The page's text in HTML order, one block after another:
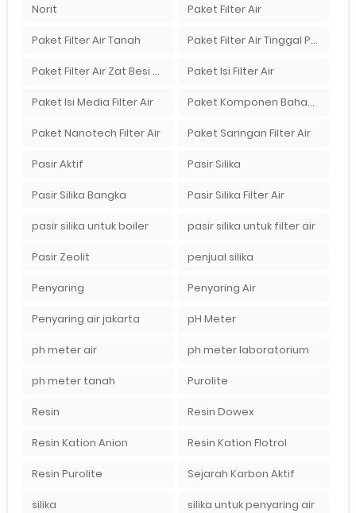
Norit Paket Filter Air
Paket Filter Air Tanah Paket Filter Air Tinggal Pasang
Paket Filter Air Zat Besi Tinggi Paket Isi Filter Air
Paket Isi Media Filter Air Paket Komponen Bahan Filter Air
Paket Nanotech Filter Air Paket Saringan Filter Air
Pasir Aktif Pasir Silika
Pasir Silika Bangka Pasir Silika Filter Air
pasir silika untuk boiler pasir silika untuk filter air
Pasir Zeolit penjual silika
Penyaring Penyaring Air
Penyaring air jakarta pH Meter
ph meter air ph meter laboratorium
ph meter tanah Purolite
Resin Resin Dowex
Resin Kation Anion Resin Kation Flotrol
Resin Purolite Sejarah Karbon Aktif
silika silika untuk penyaring air